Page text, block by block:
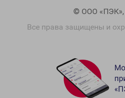
© ООО «ПЭК»,
Все права защищены и